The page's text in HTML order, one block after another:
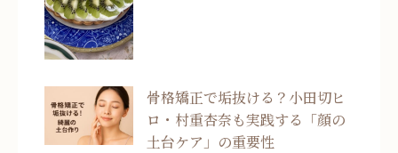
骨格矯正で垢抜ける？小田切ヒ
ロ・村重杏奈も実践する「顔の
土台ケア」の重要性